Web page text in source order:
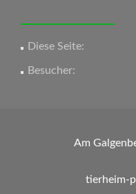
Diese Seite:
Besucher:
Am
tierheim-